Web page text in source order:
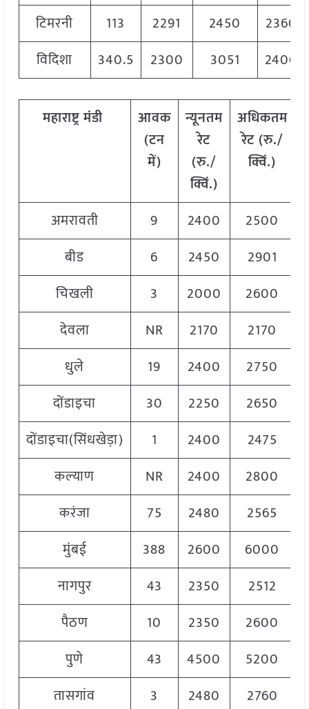
टिमरनी
113 2291 2450
2360
विदिशा
340.5 2300 3051 2400
महाराष्ट्रमंडी
आवक
(टन
में)
न्यूनतम
रेट
(रु./
क्विं.)
अधिकतम
रेट (रु./
क्विं.)
अमरावती
9 2400 2500
बीड
6 2450 2901
चिखली
3 2000 2600
देवला
NR 2170 2170
धुले
19 2400 2750
दोंडाइचा
30 2250 2650
दोंडाइचा(सिंधखेड़ा)
1 2400 2475
कल्याण
NR 2400 2800
करंजा
75 2480 2565
मुंबई
388 2600 6000
नागपुर
43 2350 2512
पैठण
10 2350 2600
पुणे
43 4500 5200
तासगांव
3 2480 2760